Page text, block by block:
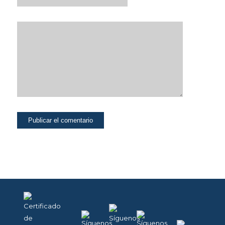
desactivar estas
COOKIES DE
FUNCIONALIDAD Y
nuestra página web
preferencias.
Puedes activarlas o
desactivarlas.